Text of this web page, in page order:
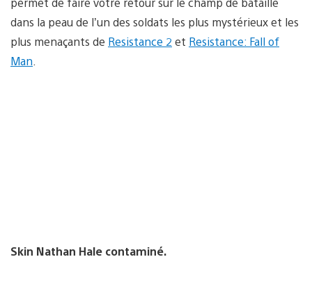
dans la peau de l’un des soldats les plus mystérieux et les
plus menaçants de Resistance 2 et Resistance: Fall of
Man
Skin Nathan Hale contaminé.